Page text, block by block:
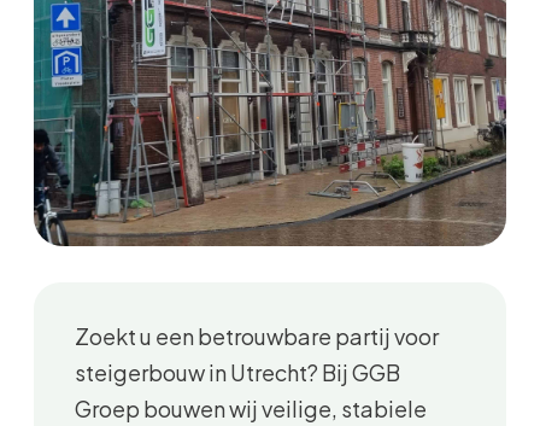
Zoekt u een betrouwbare partij voor
steigerbouw in Utrecht? Bij GGB
Groep bouwen wij veilige, stabiele